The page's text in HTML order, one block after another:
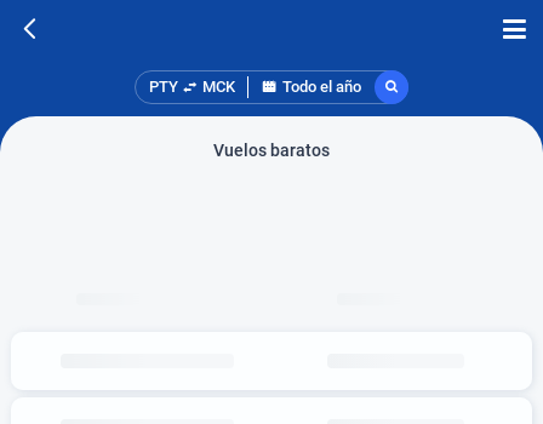
PTY MCK Todo el año
Vuelos baratos